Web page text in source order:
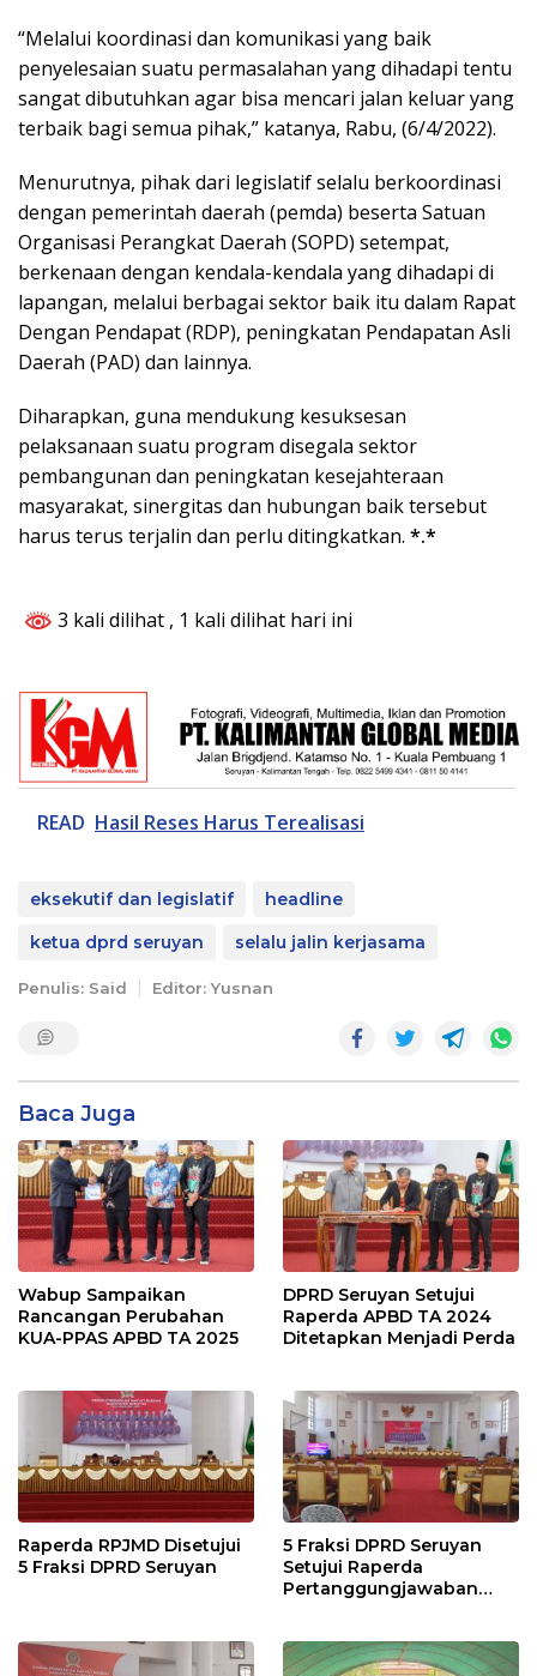
“Melalui koordinasi dan komunikasi yang baik
penyelesaian suatu permasalahan yang dihadapi tentu
sangat dibutuhkan agar bisa mencari jalan keluar yang
terbaik bagi semua pihak,” katanya, Rabu, (6/4/2022).
Menurutnya, pihak dari legislatif selalu berkoordinasi
dengan pemerintah daerah (pemda) beserta Satuan
Organisasi Perangkat Daerah (SOPD) setempat,
berkenaan dengan kendala-kendala yang dihadapi di
lapangan, melalui berbagai sektor baik itu dalam Rapat
Dengan Pendapat (RDP), peningkatan Pendapatan Asli
Daerah (PAD) dan lainnya.
Diharapkan, guna mendukung kesuksesan
pelaksanaan suatu program disegala sektor
pembangunan dan peningkatan kesejahteraan
masyarakat, sinergitas dan hubungan baik tersebut
harus terus terjalin dan perlu ditingkatkan. *.*
3 kali dilihat , 1 kali dilihat hari ini
READ Hasil Reses Harus Terealisasi
eksekutif dan legislatif
headline
ketua dprd seruyan
selalu jalin kerjasama
Penulis: Said Editor: Yusnan
Baca Juga
Wabup Sampaikan
Rancangan Perubahan
KUA-PPAS APBD TA 2025
DPRD Seruyan Setujui
Raperda APBD TA 2024
Ditetapkan Menjadi Perda
Raperda RPJMD Disetujui
5 Fraksi DPRD Seruyan
5 Fraksi DPRD Seruyan
Setujui Raperda
Pertanggungjawaban